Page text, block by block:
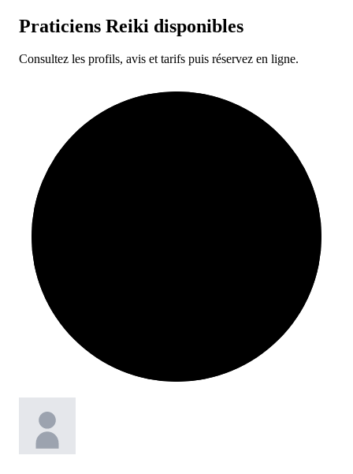
Praticiens Reiki disponibles
Consultez les profils, avis et tarifs puis réservez en ligne.